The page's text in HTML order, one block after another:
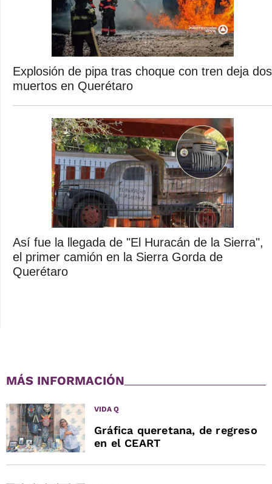
Explosión de pipa tras choque con tren deja dos
muertos en Querétaro
Así fue la llegada de "El Huracán de la Sierra",
el primer camión en la Sierra Gorda de
Querétaro
MÁS INFORMACIÓN
VIDA Q
Gráfica queretana, de regreso
en el CEART